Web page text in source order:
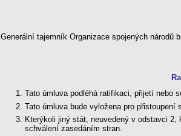
Generální tajemník Organizace spojených národů
Tato úmluva podléhá ratifikaci, přijetí nebo
Tato úmluva bude vyložena pro
Kterýkoli jiný stát, neuvedený v odstavci 2,
schválení zasedáním stran.